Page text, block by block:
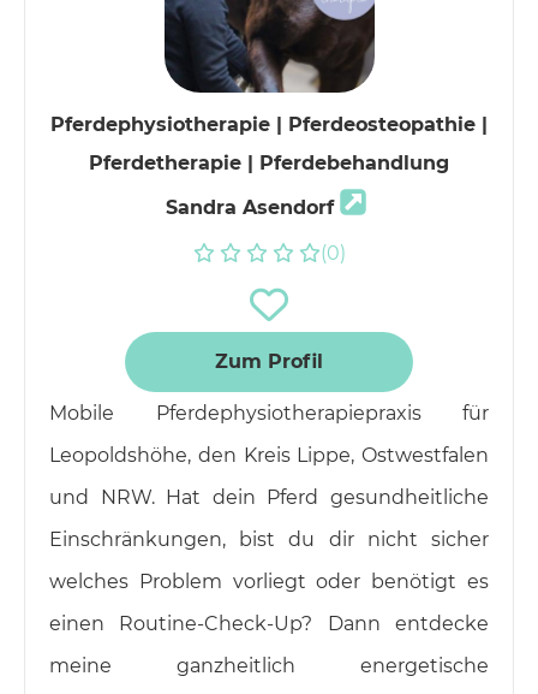
Pferdephysiotherapie | Pferdeosteopathie |
Pferdetherapie | Pferdebehandlung
Sandra Asendorf
(0)
Zum Profil
Mobile Pferdephysiotherapiepraxis für
Leopoldshöhe, den Kreis Lippe, Ostwestfalen
und NRW. Hat dein Pferd gesundheitliche
Einschränkungen, bist du dir nicht sicher
welches Problem vorliegt oder benötigt es
einen Routine-Check-Up? Dann entdecke
meine ganzheitlich energetische